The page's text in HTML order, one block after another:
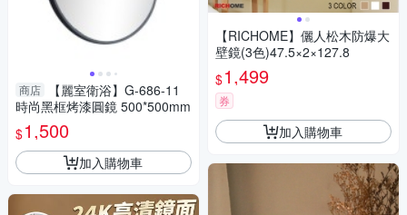
商店
【麗室衛浴】G-686-11
時尚黑框烤漆圓鏡 500*500mm
$1,500
加入購物車
【RICHOME】儷人松木防爆大
壁鏡(3色)47.5×2×127.8
$1,499
券
加入購物車